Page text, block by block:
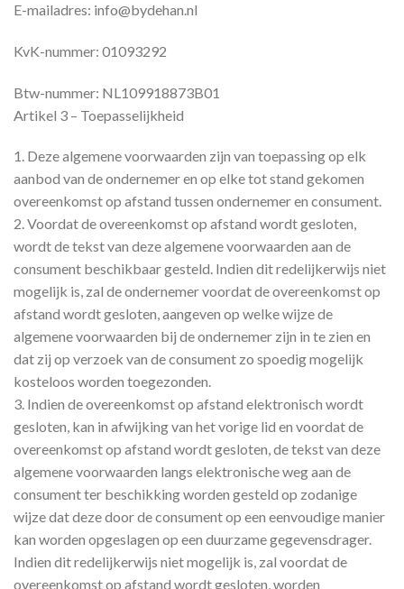
E-mailadres: info@bydehan.nl
KvK-nummer: 01093292
Btw-nummer: NL109918873B01
Artikel 3 – Toepasselijkheid
1. Deze algemene voorwaarden zijn van toepassing op elk
aanbod van de ondernemer en op elke tot stand gekomen
overeenkomst op afstand tussen ondernemer en consument.
2. Voordat de overeenkomst op afstand wordt gesloten,
wordt de tekst van deze algemene voorwaarden aan de
consument beschikbaar gesteld. Indien dit redelijkerwijs niet
mogelijk is, zal de ondernemer voordat de overeenkomst op
afstand wordt gesloten, aangeven op welke wijze de
algemene voorwaarden bij de ondernemer zijn in te zien en
dat zij op verzoek van de consument zo spoedig mogelijk
kosteloos worden toegezonden.
3. Indien de overeenkomst op afstand elektronisch wordt
gesloten, kan in afwijking van het vorige lid en voordat de
overeenkomst op afstand wordt gesloten, de tekst van deze
algemene voorwaarden langs elektronische weg aan de
consument ter beschikking worden gesteld op zodanige
wijze dat deze door de consument op een eenvoudige manier
kan worden opgeslagen op een duurzame gegevensdrager.
Indien dit redelijkerwijs niet mogelijk is, zal voordat de
overeenkomst op afstand wordt gesloten, worden